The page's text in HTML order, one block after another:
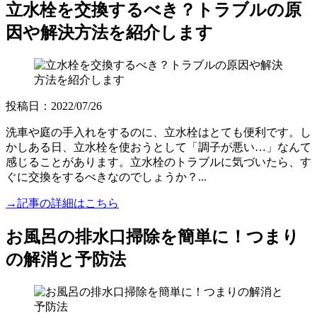
立水栓を交換するべき？トラブルの原
因や解決方法を紹介します
投稿日：2022/07/26
洗車や庭の手入れをするのに、立水栓はとても便利です。し
かしある日、立水栓を使おうとして「調子が悪い…」なんて
感じることがあります。立水栓のトラブルに気づいたら、す
ぐに交換をするべきなのでしょうか？...
→記事の詳細はこちら
お風呂の排水口掃除を簡単に！つまり
の解消と予防法